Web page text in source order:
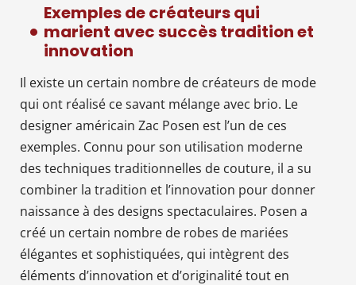
Exemples de créateurs qui
marient avec succès tradition et
innovation
Il existe un certain nombre de créateurs de mode
qui ont réalisé ce savant mélange avec brio. Le
designer américain Zac Posen est l’un de ces
exemples. Connu pour son utilisation moderne
des techniques traditionnelles de couture, il a su
combiner la tradition et l’innovation pour donner
naissance à des designs spectaculaires. Posen a
créé un certain nombre de robes de mariées
élégantes et sophistiquées, qui intègrent des
éléments d’innovation et d’originalité tout en